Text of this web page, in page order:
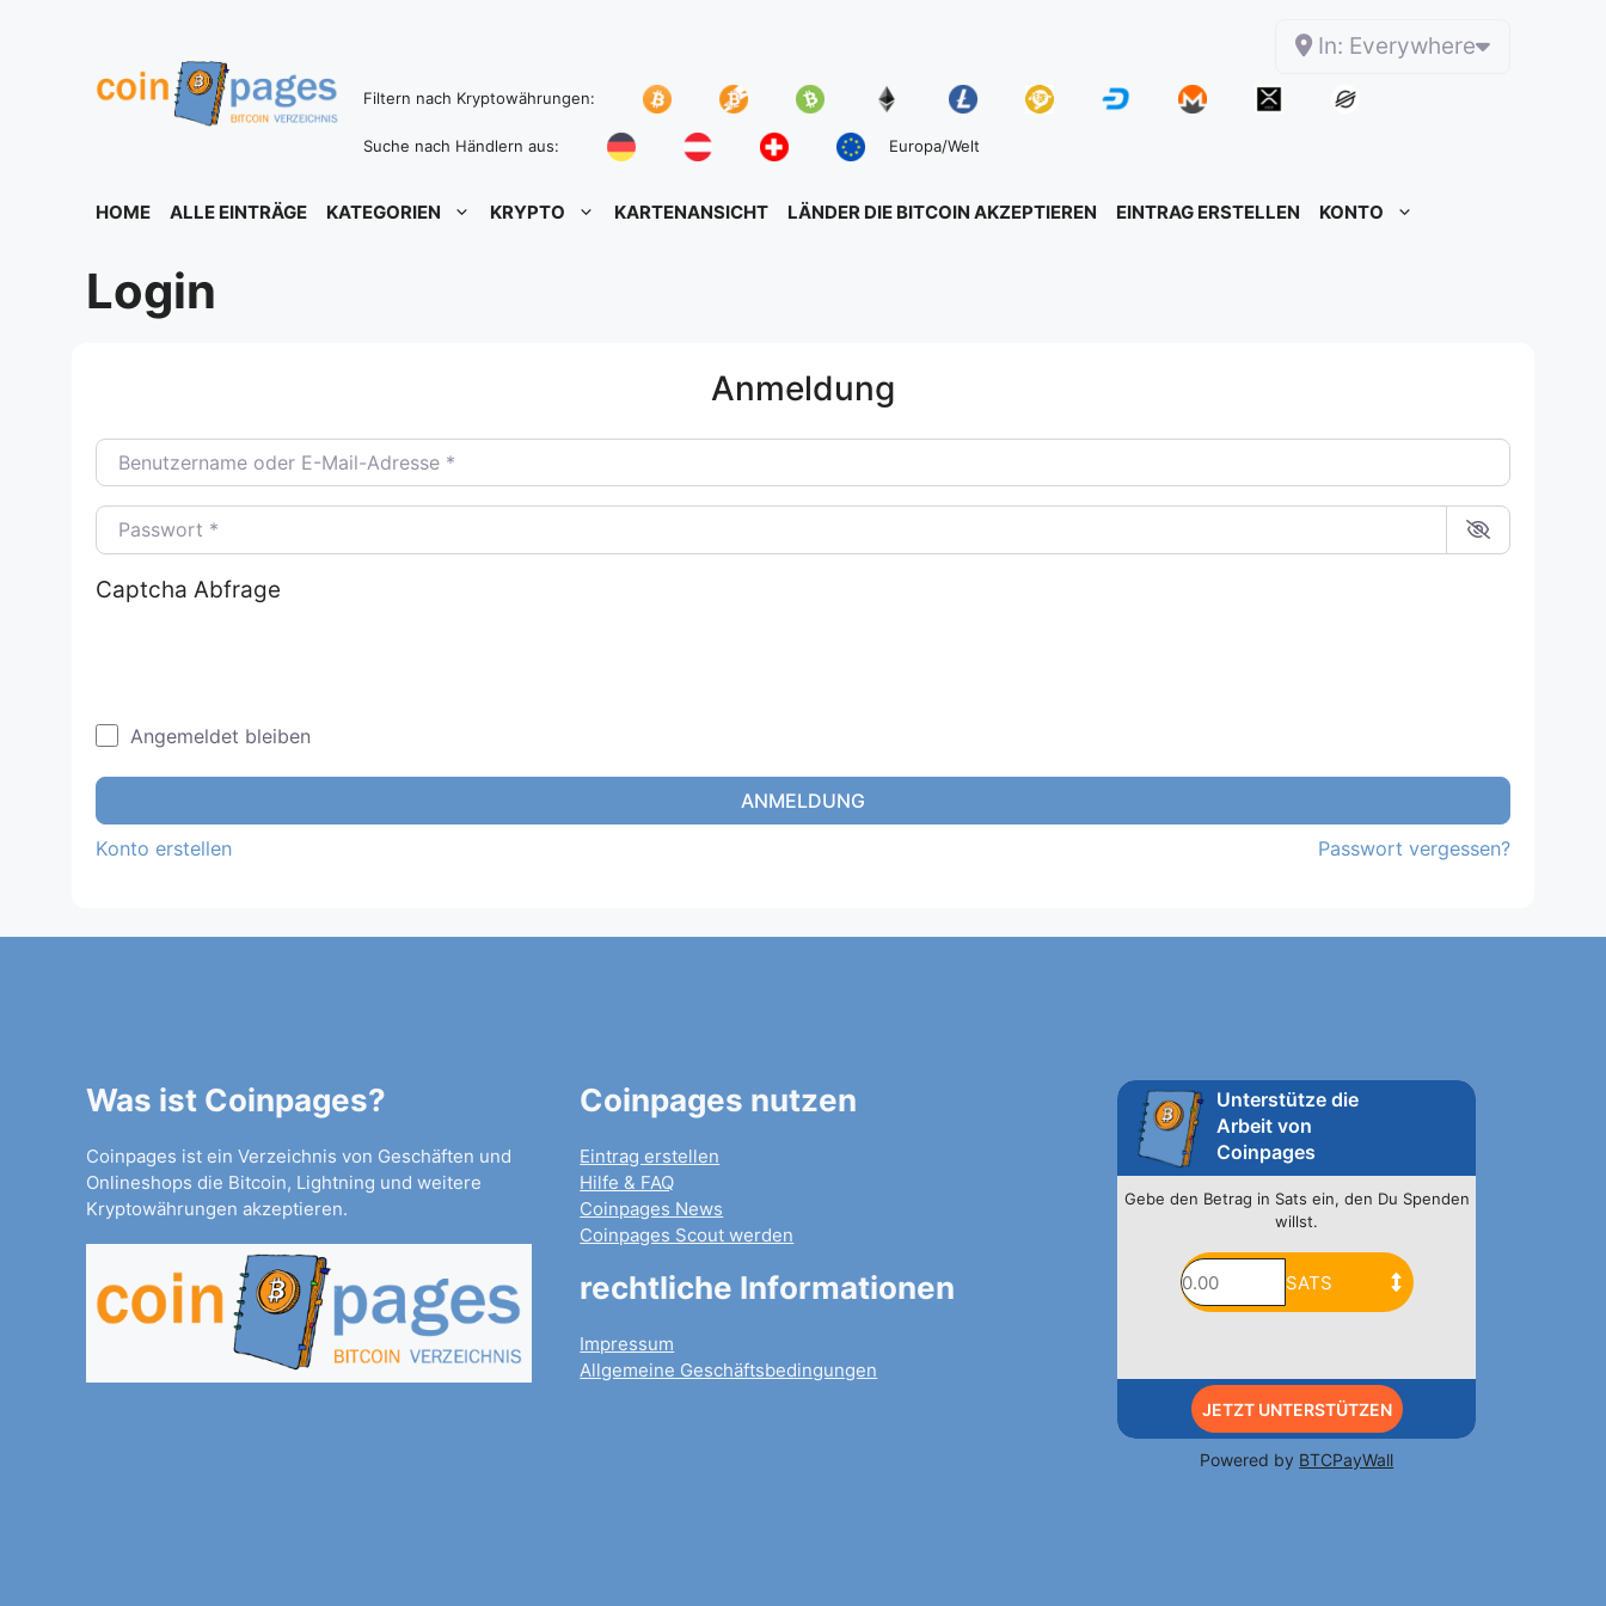
In: Everywhere
Filtern nach Kryptowährungen:
Suche nach Händlern aus: Europa/Welt
HOME ALLE EINTRÄGE KATEGORIEN KRYPTO KARTENANSICHT LÄNDER DIE BITCOIN AKZEPTIEREN EINTRAG ERSTELLEN KONTO
Login
Anmeldung
Benutzername oder E-Mail-Adresse
Passwort
Captcha Abfrage
Angemeldet bleiben
ANMELDUNG
Konto erstellen Passwort vergessen?
Was ist Coinpages?
Coinpages ist ein Verzeichnis von Geschäften und
Onlineshops die Bitcoin, Lightning und weitere
Kryptowährungen akzeptieren.
Coinpages nutzen
Eintrag erstellen
Hilfe & FAQ
Coinpages News
Coinpages Scout werden
rechtliche Informationen
Impressum
Allgemeine Geschäftsbedingungen
Unterstütze die
Arbeit von
Coinpages
Gebe den Betrag in Sats ein, den Du Spenden
willst.
JETZT UNTERSTÜTZEN
Powered by BTCPayWall